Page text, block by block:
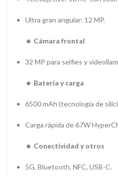
Ultra gran angular: 12 MP.
🔹 Cámara frontal
32 MP para selfies y
🔹 Batería y carga
6500 mAh (tecnología de
Carga rápida de 67W
🔹 Conectividad y otros
5G, Bluetooth, NFC, USB-C.